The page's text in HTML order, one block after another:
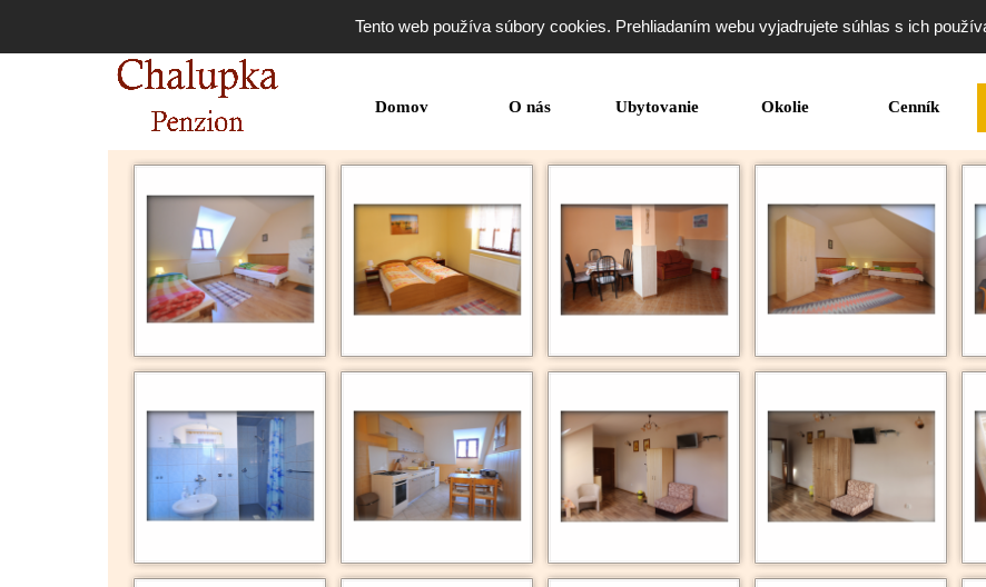
Tento web používa súbory cookies. Prehliadaním webu vyjadrujete súhlas s ich
Domov O nás Ubytovanie Okolie Cenník